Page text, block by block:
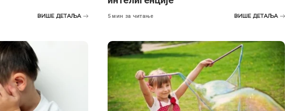
ВИШЕ ДЕТАЉА 5 мин за читање ВИШЕ ДЕТАЉА